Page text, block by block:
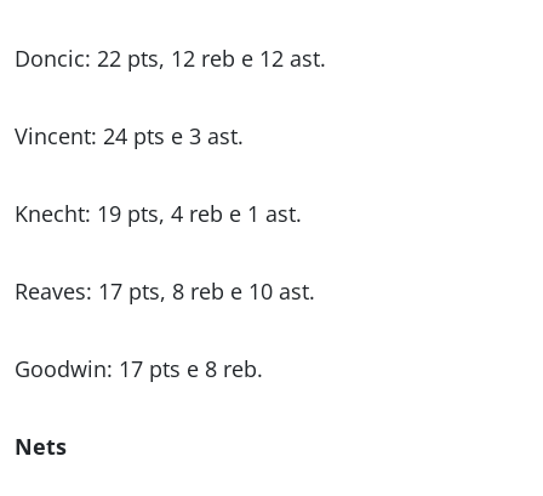
Doncic: 22 pts, 12 reb e 12 ast.
Vincent: 24 pts e 3 ast.
Knecht: 19 pts, 4 reb e 1 ast.
Reaves: 17 pts, 8 reb e 10 ast.
Goodwin: 17 pts e 8 reb.
Nets